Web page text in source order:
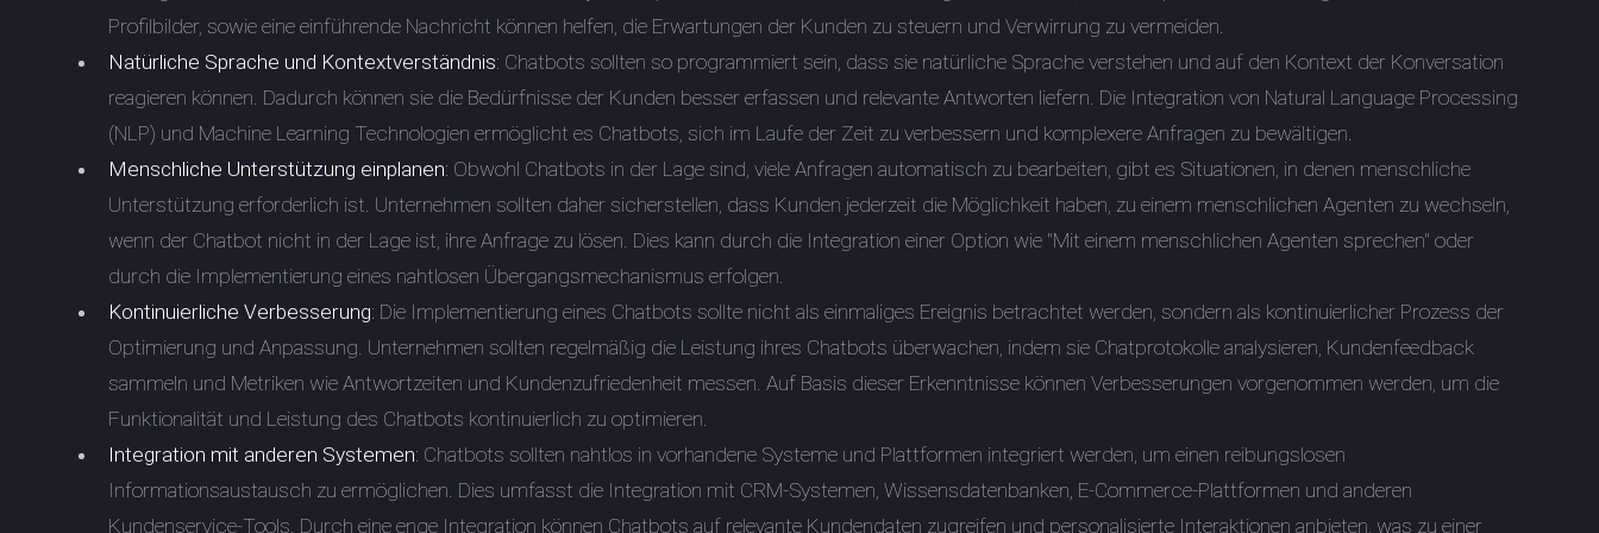
Profilbilder, sowie eine einführende Nachricht können helfen, die Erwartungen der Kunden zu steuern und Verwirrung zu vermeiden.
Natürliche Sprache und Kontextverständnis: Chatbots sollten so programmiert sein, dass sie natürliche Sprache verstehen und auf den Kontext der Konversation
reagieren können. Dadurch können sie die Bedürfnisse der Kunden besser erfassen und relevante Antworten liefern. Die Integration von Natural Language Processing
(NLP) und Machine Learning Technologien ermöglicht es Chatbots, sich im Laufe der Zeit zu verbessern und komplexere Anfragen zu bewältigen.
Menschliche Unterstützung einplanen: Obwohl Chatbots in der Lage sind, viele Anfragen automatisch zu bearbeiten, gibt es Situationen, in denen menschliche
Unterstützung erforderlich ist. Unternehmen sollten daher sicherstellen, dass Kunden jederzeit die Möglichkeit haben, zu einem menschlichen Agenten zu wechseln,
wenn der Chatbot nicht in der Lage ist, ihre Anfrage zu lösen. Dies kann durch die Integration einer Option wie "Mit einem menschlichen Agenten sprechen" oder
durch die Implementierung eines nahtlosen Übergangsmechanismus erfolgen.
Kontinuierliche Verbesserung: Die Implementierung eines Chatbots sollte nicht als einmaliges Ereignis betrachtet werden, sondern als kontinuierlicher Prozess der
Optimierung und Anpassung. Unternehmen sollten regelmäßig die Leistung ihres Chatbots überwachen, indem sie Chatprotokolle analysieren, Kundenfeedback
sammeln und Metriken wie Antwortzeiten und Kundenzufriedenheit messen. Auf Basis dieser Erkenntnisse können Verbesserungen vorgenommen werden, um die
Funktionalität und Leistung des Chatbots kontinuierlich zu optimieren.
Integration mit anderen Systemen: Chatbots sollten nahtlos in vorhandene Systeme und Plattformen integriert werden, um einen reibungslosen
Informationsaustausch zu ermöglichen. Dies umfasst die Integration mit CRM-Systemen, Wissensdatenbanken, E-Commerce-Plattformen und anderen
Kundenservice-Tools. Durch eine enge Integration können Chatbots auf relevante Kundendaten zugreifen und personalisierte Interaktionen anbieten, was zu einer